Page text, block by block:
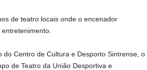
de teatro locais onde o encenador
Centro de Cultura e Desporto Sintrense, o
de Teatro da União Desportiva e